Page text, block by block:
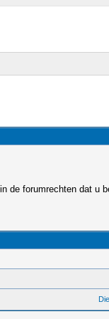
de forumrechten dat u